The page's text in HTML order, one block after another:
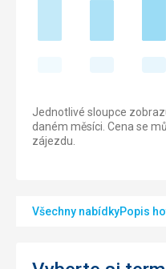
Jednotlivé sloupce
daném měsíci. Cena se
zájezdu.
Všechny nabídkyPopis